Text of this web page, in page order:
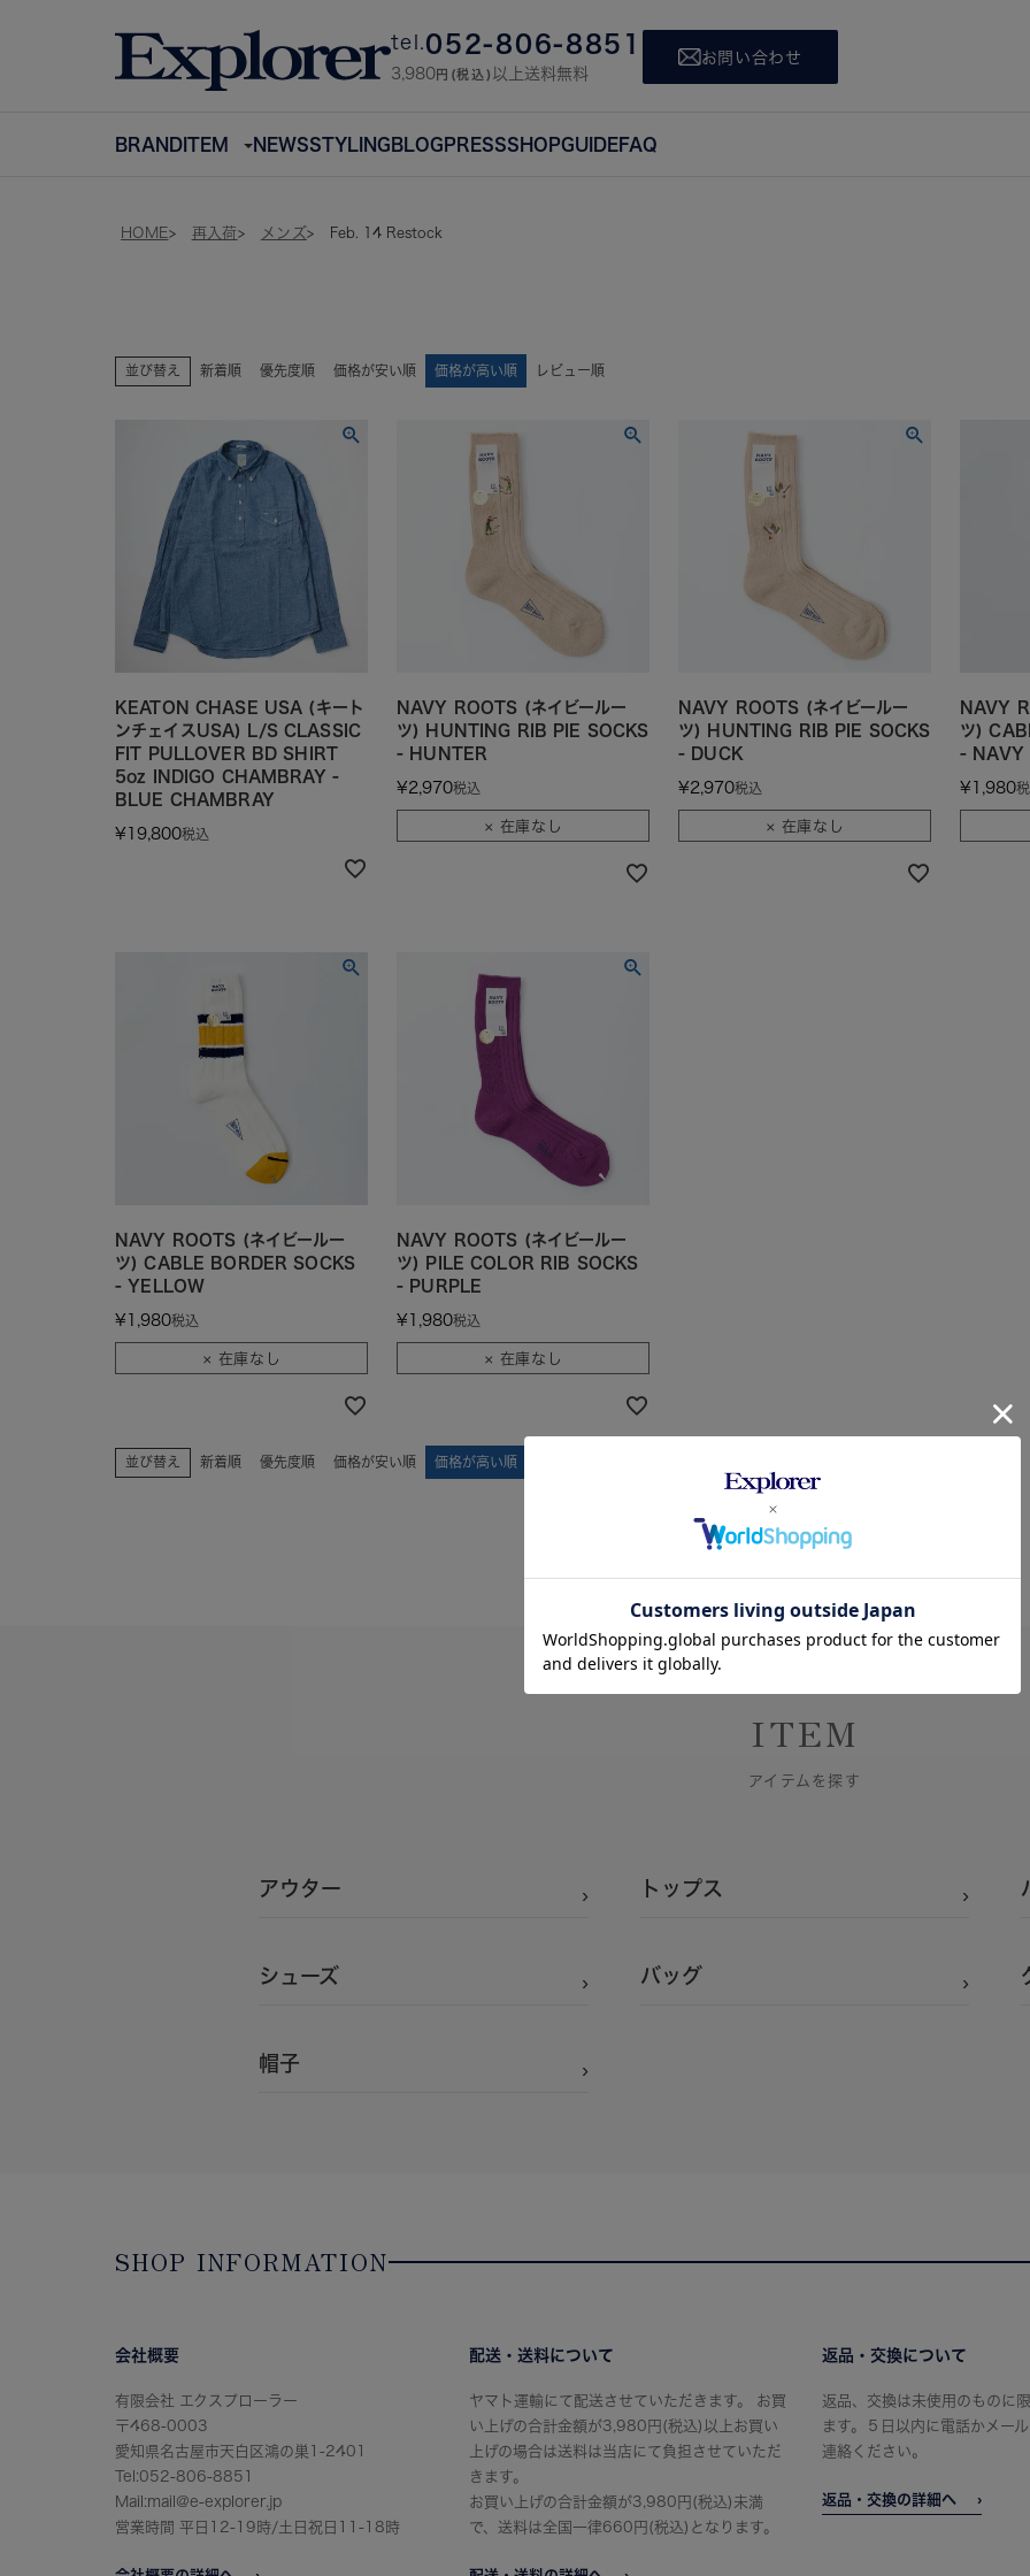
tel.052-806-8851
3,980円(税込) 以上送料無料
お問い合わせ
BRANDITEM NEWSSTYLINGBLOGPRESSSHOPGUIDEFAQ
HOME 再入荷 メンズ Feb. 14 Restock
並び替え 新着順 優先度順 価格が安い順 価格が高い順 レビュー順
KEATON CHASE USA (キート
ンチェイスUSA) L/S CLASSIC
FIT PULLOVER BD SHIRT
5oz INDIGO CHAMBRAY -
BLUE CHAMBRAY
¥19,800税込
NAVY ROOTS (ネイビールー
ツ) HUNTING RIB PIE SOCKS
- HUNTER
¥2,970税込
× 在庫なし
NAVY ROOTS (ネイビールー
ツ) HUNTING RIB PIE SOCKS
- DUCK
¥2,970税込
× 在庫なし
NAVY
ツ)
- NAVY
¥1,980
NAVY ROOTS (ネイビールー
ツ) CABLE BORDER SOCKS
- YELLOW
¥1,980税込
× 在庫なし
NAVY ROOTS (ネイビールー
ツ) PILE COLOR RIB SOCKS
- PURPLE
¥1,980税込
× 在庫なし
並び替え 新着順 優先度順 価格が安い順 価格が高い順
ITEM
アイテムを探す
アウター トップス
シューズ バッグ
帽子
SHOP INFORMATION
会社概要
有限会社 エクスプローラー
〒468-0003
愛知県名古屋市天白区鴻の巣1-2401
Tel:052-806-8851
Mail:mail@e-explorer.jp
営業時間 平日12-19時/土日祝日11-18時
配送・送料について
ヤマト運輸にて配送させていただきます。 お買
い上げの合計金額が3,980円(税込)以上お買い
上げの場合は送料は当店にて負担させていただ
きます。
お買い上げの合計金額が3,980円(税込)未満
で、送料は全国一律660円(税込)となります。
返品・交換について
返品、交換は未使用のものに
ます。５日以内に電話かメー
連絡ください。
返品・交換の詳細へ